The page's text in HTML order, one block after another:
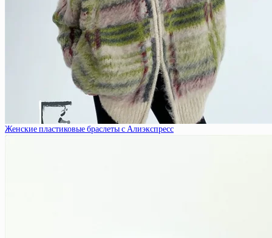
Женские пластиковые браслеты с Алиэкспресс